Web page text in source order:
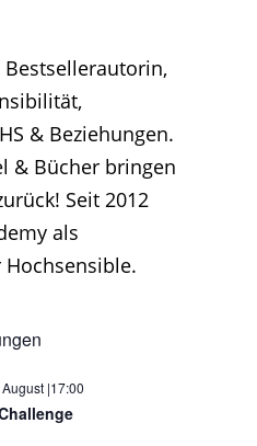
& Beziehungen.
& Bücher bringen
Seit 2012
als
|17:00